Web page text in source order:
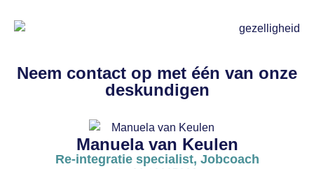
Neem contact op met één van onze
deskundigen
Manuela van Keulen
Re-integratie specialist, Jobcoach